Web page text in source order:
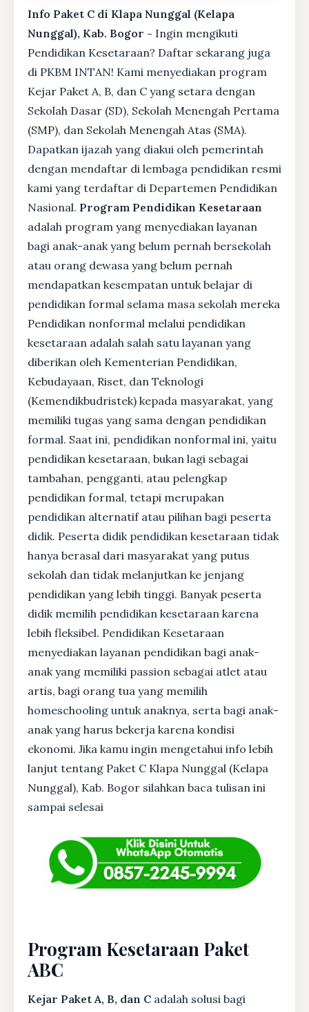
Info Paket C di Klapa Nunggal (Kelapa
Nunggal), Kab. Bogor - Ingin mengikuti
Pendidikan Kesetaraan? Daftar sekarang juga
di PKBM INTAN! Kami menyediakan program
Kejar Paket A, B, dan C yang setara dengan
Sekolah Dasar (SD), Sekolah Menengah Pertama
(SMP), dan Sekolah Menengah Atas (SMA).
Dapatkan ijazah yang diakui oleh pemerintah
dengan mendaftar di lembaga pendidikan resmi
kami yang terdaftar di Departemen Pendidikan
Nasional. Program Pendidikan Kesetaraan
adalah program yang menyediakan layanan
bagi anak-anak yang belum pernah bersekolah
atau orang dewasa yang belum pernah
mendapatkan kesempatan untuk belajar di
pendidikan formal selama masa sekolah mereka
Pendidikan nonformal melalui pendidikan
kesetaraan adalah salah satu layanan yang
diberikan oleh Kementerian Pendidikan,
Kebudayaan, Riset, dan Teknologi
(Kemendikbudristek) kepada masyarakat, yang
memiliki tugas yang sama dengan pendidikan
formal. Saat ini, pendidikan nonformal ini, yaitu
pendidikan kesetaraan, bukan lagi sebagai
tambahan, pengganti, atau pelengkap
pendidikan formal, tetapi merupakan
pendidikan alternatif atau pilihan bagi peserta
didik. Peserta didik pendidikan kesetaraan tidak
hanya berasal dari masyarakat yang putus
sekolah dan tidak melanjutkan ke jenjang
pendidikan yang lebih tinggi. Banyak peserta
didik memilih pendidikan kesetaraan karena
lebih fleksibel. Pendidikan Kesetaraan
menyediakan layanan pendidikan bagi anak-
anak yang memiliki passion sebagai atlet atau
artis, bagi orang tua yang memilih
homeschooling untuk anaknya, serta bagi anak-
anak yang harus bekerja karena kondisi
ekonomi. Jika kamu ingin mengetahui info lebih
lanjut tentang Paket C Klapa Nunggal (Kelapa
Nunggal), Kab. Bogor silahkan baca tulisan ini
sampai selesai
Program Kesetaraan Paket
ABC
Kejar Paket A, B, dan C adalah solusi bagi